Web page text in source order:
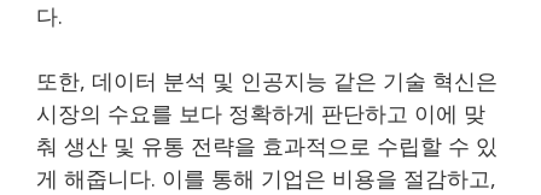
다.
또한, 데이터 분석 및 인공지능 같은 기술 혁신은
시장의 수요를 보다 정확하게 판단하고 이에 맞
춰 생산 및 유통 전략을 효과적으로 수립할 수 있
게 해줍니다. 이를 통해 기업은 비용을 절감하고,